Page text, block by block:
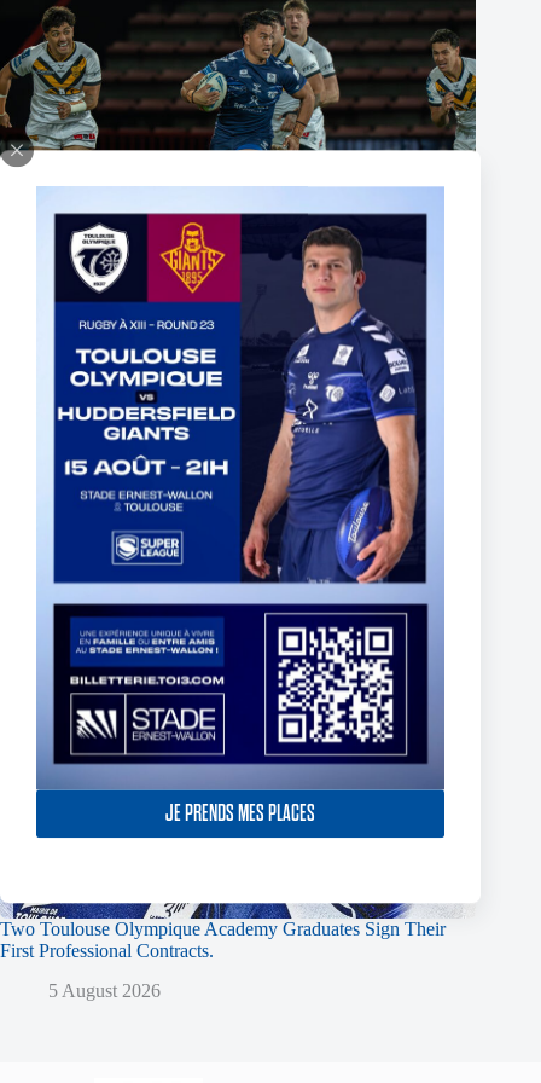
JE PRENDS MES PLACES
The End of Reubenn Rennie’s Olympian Journey
6 August 2026
Two Toulouse Olympique Academy Graduates Sign Their
First Professional Contracts.
5 August 2026